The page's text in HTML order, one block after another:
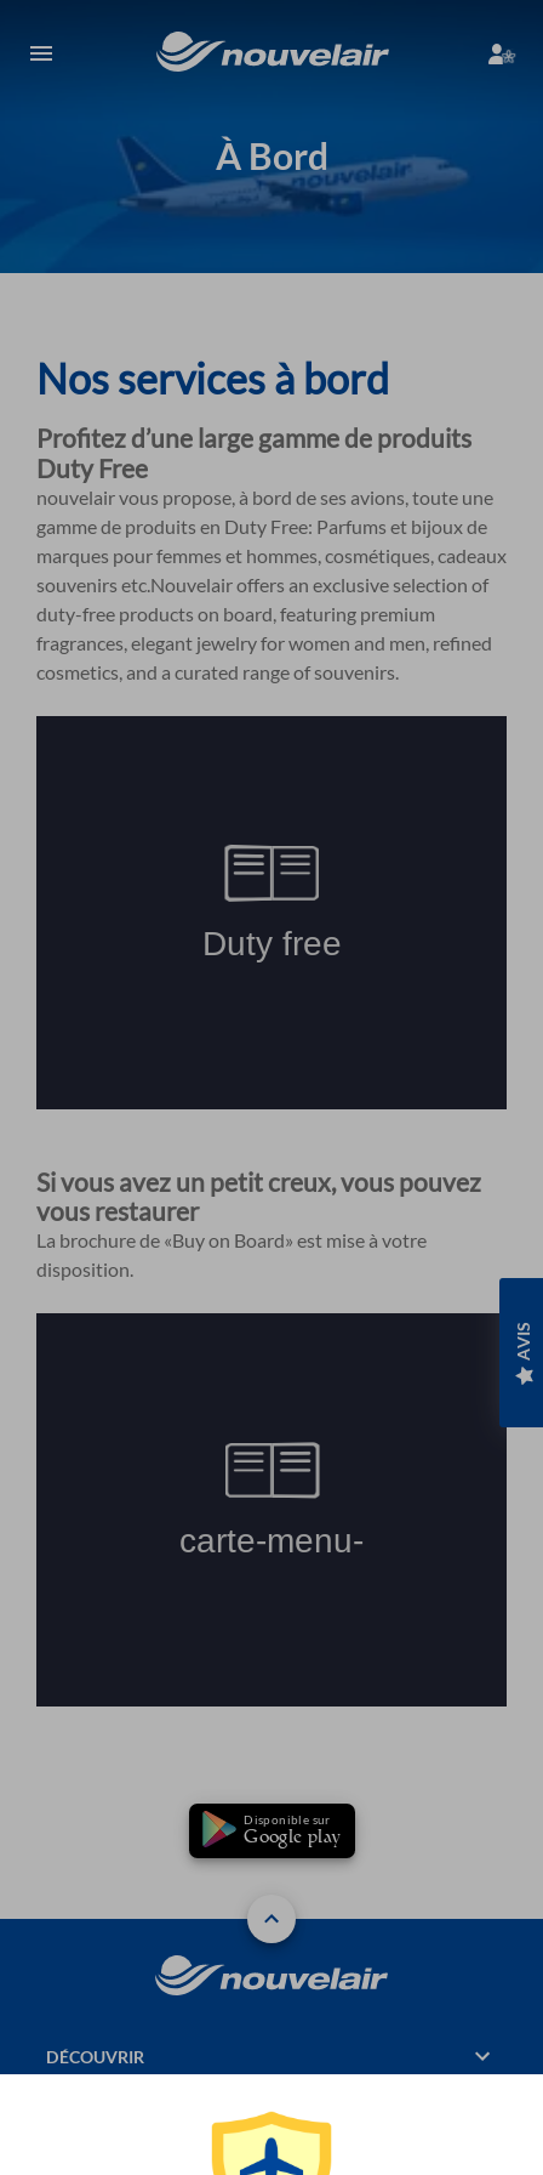
AVIS
À Bord
Nos services à bord
Profitez d’une large gamme de produits
Duty Free
nouvelair vous propose, à bord de ses avions, toute une
gamme de produits en Duty Free: Parfums et bijoux de
marques pour femmes et hommes, cosmétiques, cadeaux
souvenirs etc.Nouvelair offers an exclusive selection of
duty-free products on board, featuring premium
fragrances, elegant jewelry for women and men, refined
cosmetics, and a curated range of souvenirs.
Si vous avez un petit creux, vous pouvez
vous restaurer
La brochure de «Buy on Board» est mise à votre
disposition.
Disponible sur
Google play
DÉCOUVRIR
PAGES CONSULTÉES